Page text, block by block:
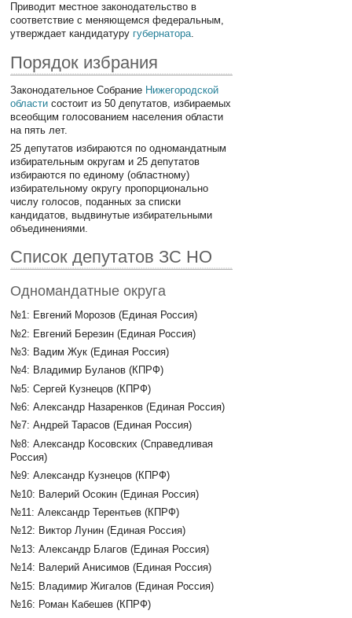
Приводит местное законодательство в
соответствие с меняющемся федеральным,
утверждает кандидатуру губернатора.
Порядок избрания
Законодательное Собрание Нижегородской
области состоит из 50 депутатов, избираемых
всеобщим голосованием населения области
на пять лет.
25 депутатов избираются по одномандатным
избирательным округам и 25 депутатов
избираются по единому (областному)
избирательному округу пропорционально
числу голосов, поданных за списки
кандидатов, выдвинутые избирательными
объединениями.
Список депутатов ЗС НО
Одномандатные округа
№1: Евгений Морозов (Единая Россия)
№2: Евгений Березин (Единая Россия)
№3: Вадим Жук (Единая Россия)
№4: Владимир Буланов (КПРФ)
№5: Сергей Кузнецов (КПРФ)
№6: Александр Назаренков (Единая Россия)
№7: Андрей Тарасов (Единая Россия)
№8: Александр Косовских (Справедливая
Россия)
№9: Александр Кузнецов (КПРФ)
№10: Валерий Осокин (Единая Россия)
№11: Александр Терентьев (КПРФ)
№12: Виктор Лунин (Единая Россия)
№13: Александр Благов (Единая Россия)
№14: Валерий Анисимов (Единая Россия)
№15: Владимир Жигалов (Единая Россия)
№16: Роман Кабешев (КПРФ)